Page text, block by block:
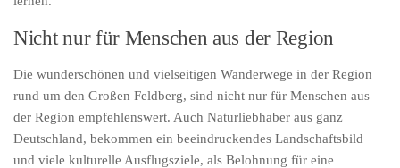
Nicht nur für Menschen aus der Region
Die wunderschönen und vielseitigen Wanderwege in der Region
rund um den Großen Feldberg, sind nicht nur für Menschen aus
der Region empfehlenswert. Auch Naturliebhaber aus ganz
Deutschland, bekommen ein beeindruckendes Landschaftsbild
und viele kulturelle Ausflugsziele, als Belohnung für eine